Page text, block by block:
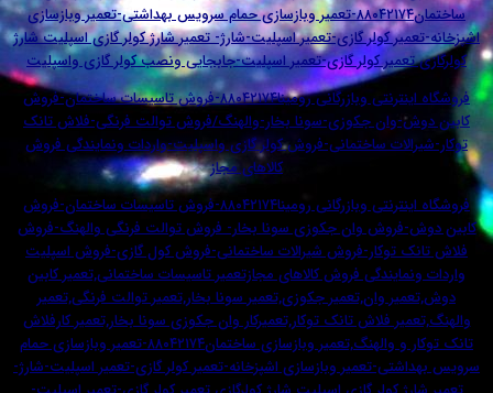
ساختمان۸۸۰۴۲۱۷۴-تعمیر وبازسازی حمام سرویس بهداشتی-تعمیر وبازسازی
کولر گازی-تعمیر اسپلیت-شارژ- تعمیر شارژ کولر گازی اسپلیت شارژ
تعمیر کولر گازی-تعمیر اسپلیت-جابجایی ونصب کولر گازی واسپلیت
فروشگاه اینترنتی وبازرگانی رومینا۸۸۰۴۲۱۷۴-فروش تاسیسات ساختمان-فروش
وان جکوزی-سونا بخار-والهنگ/فروش توالت فرنگی-فلاش تانک
ساختمانی-فروش کولر گازی واسپلیت-واردات ونمایندگی فروش
فروشگاه اینترنتی وبازرگانی رومینا۸۸۰۴۲۱۷۴-فروش تاسیسات ساختمان-فروش
فروش وان جکوزی سونا بخار- فروش توالت فرنگی والهنگ-فروش
توکار-فروش شیرالات ساختمانی-فروش کول گازی-فروش اسپلیت
فروش کالاهای مجازتعمیر تاسیسات ساختمانی,تعمیر کابین
وان,تعمیر جکوزی,تعمیر سونا بخار,تعمیر توالت فرنگی,تعمیر
فلاش تانک توکار,تعمیرکار وان جکوزی سونا بخار,تعمیر کارفلاش
تانک توکار و والهنگ,تعمیر وبازسازی ساختمان۸۸۰۴۲۱۷۴-تعمیر وبازسازی حمام
تعمیر وبازسازی اشپزخانه-تعمیر کولر گازی-تعمیر اسپلیت-شارژ-